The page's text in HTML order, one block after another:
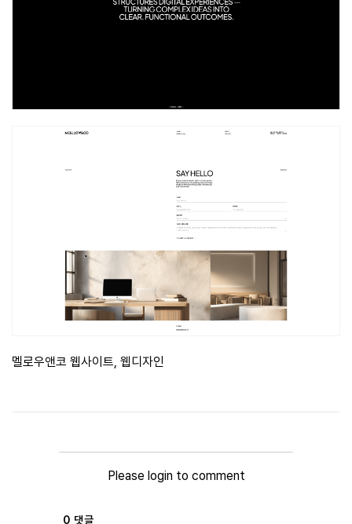
멜로우앤코 웹사이트, 웹디자인
Please login to comment
0 댓글